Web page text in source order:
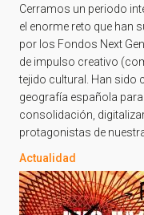
Cerramos un periodo
el enorme reto que han
por los Fondos Next
de impulso creativo
tejido cultural. Han sido
geografía española
consolidación,
protagonistas de
Actualidad